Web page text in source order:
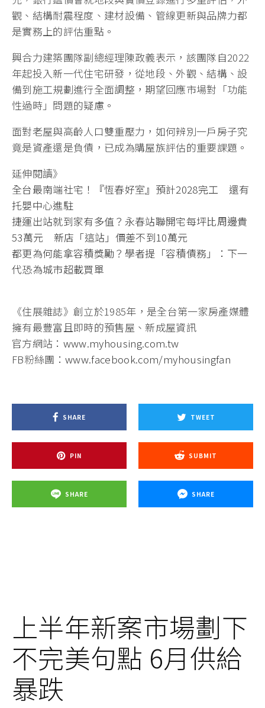
觀、結構耐震程度、建材設備、管線更新與品牌力都
是實務上的評估重點。
興合力建築團隊副總經理陳政義表示，該團隊自2022
年起投入新一代住宅研發，從地段、外觀、結構、設
備到施工規劃進行全面調整，期望回應市場對「功能
性過時」問題的疑慮。
面對老屋與高齡人口雙重壓力，如何辨別一戶房子究
竟是資產還是負債，已成為購屋族評估的重要課題。
延伸閱讀》
全台最南端社宅！『恆春好室』預計2028完工 還有
托嬰中心進駐
捷運出站就到家有多值？永春站聯開宅每坪比周邊貴
53萬元 新店「這站」價差不到10萬元
都更為何能拿容積獎勵？學者提「容積債務」：下一
代恐為城市超載買單
《住展雜誌》創立於1985年，是全台第一家房產媒體
擁有最豐富且即時的預售屋、新成屋資訊
官方網站： www.myhousing.com.tw
FB粉絲團：www.facebook.com/myhousingfan
SHARE TWEET
PIN SUBMIT
SHARE SHARE
上半年新案市場劃下
不完美句點 6月供給
暴跌